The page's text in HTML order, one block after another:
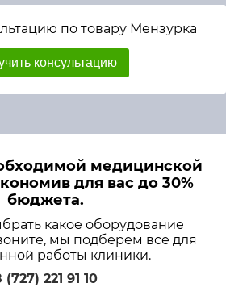
по товару Мензурка
консультацию
медицинской
для вас до 30%
бюджета.
какое оборудование
мы подберем все для
работы клиники.
(727) 221 91 10